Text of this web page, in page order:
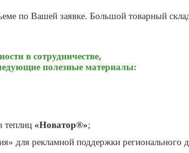
по Вашей заявке. Большой товарный
в сотрудничестве,
полезные материалы:
теплиц «Новатор®»;
для рекламной поддержки регионального